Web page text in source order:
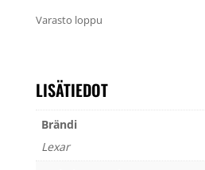
Varasto loppu
LISÄTIEDOT
Brändi
Lexar